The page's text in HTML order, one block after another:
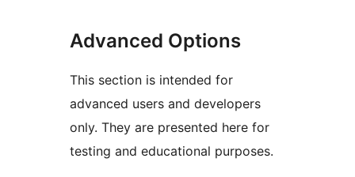
Advanced Options
This section is intended for
advanced users and developers
only. They are presented here for
testing and educational purposes.